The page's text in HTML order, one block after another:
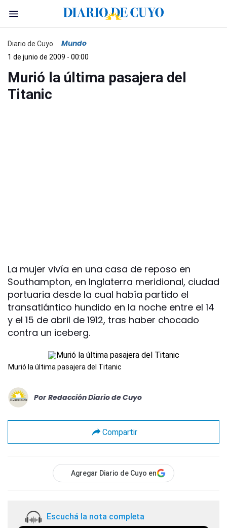
Diario de Cuyo Mundo
1 de junio de 2009 - 00:00
Murió la última pasajera del
Titanic
La mujer vivía en una casa de reposo en
Southampton, en Inglaterra meridional, ciudad
portuaria desde la cual había partido el
transatlántico hundido en la noche entre el 14
y el 15 de abril de 1912, tras haber chocado
contra un iceberg.
Murió la última pasajera del Titanic
Por Redacción Diario de Cuyo
Compartir
Agregar Diario de Cuyo en
Escuchá la nota completa